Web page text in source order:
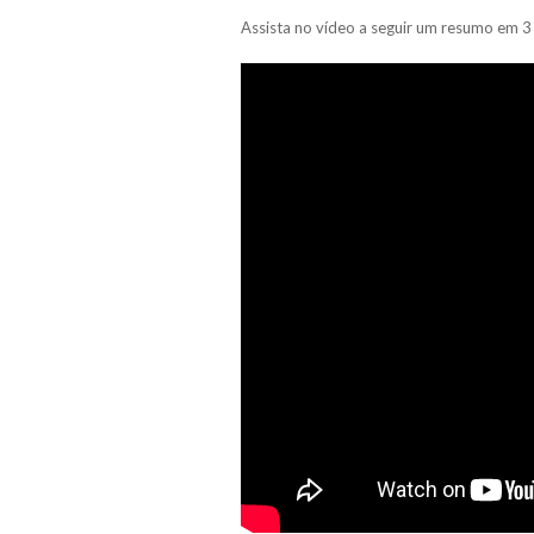
Assista no vídeo a seguir um resumo em